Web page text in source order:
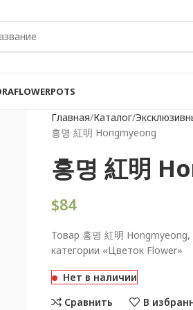
FLOWERPOTS
Главная Каталог
홍명 紅明 Hongmyeong
홍명 紅明
$84
Товар 홍명 紅明
категории «Цветок Flower»
Нет в наличии
Сравнить
В